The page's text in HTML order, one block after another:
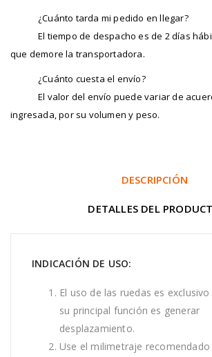
¿Cuánto tarda mi pedido en llegar?
El tiempo de despacho es de 2 días
que demore la transportadora.
¿Cuánto cuesta el envío?
El valor del envío puede variar de
ingresada, por su volumen y peso.
DESCRIPCIÓN
DETALLES DEL
INDICACIÓN DE USO:
El uso de las ruedas es
su principal función es generar
desplazamiento.
Use el milimetraje recomendado